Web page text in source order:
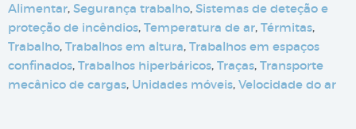
Alimentar, Segurança trabalho, Sistemas de deteção e
proteção de incêndios, Temperatura de ar, Térmitas,
Trabalho, Trabalhos em altura, Trabalhos em espaços
confinados, Trabalhos hiperbáricos, Traças, Transporte
mecânico de cargas, Unidades móveis, Velocidade do ar